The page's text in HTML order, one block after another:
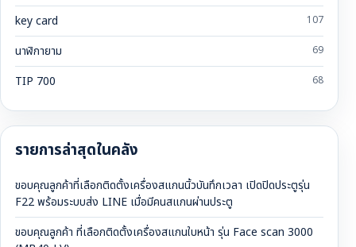
key card 107
นาฬิกายาม 69
TIP 700 68
รายการล่าสุดในคลัง
ขอบคุณลูกค้าที่เลือกติดตั้งเครื่องสแกนนิ้วบันทึกเวลา เปิดปิดประตูรุ่น
F22 พร้อมระบบส่ง LINE เมื่อมีคนสแกนผ่านประตู
ขอบคุณลูกค้า ที่เลือกติดตั้งเครื่องสแกนใบหน้า รุ่น Face scan 3000